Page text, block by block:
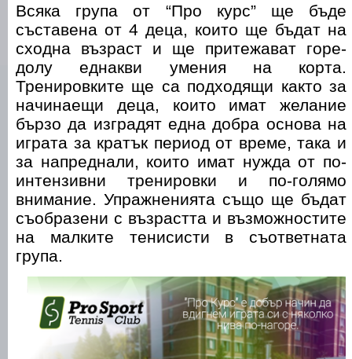
Всяка група от “Про курс” ще бъде
съставена от 4 деца, които ще бъдат на
сходна възраст и ще притежават горе-
долу еднакви умения на корта.
Тренировките ще са подходящи както за
начинаещи деца, които имат желание
бързо да изградят една добра основа на
играта за кратък период от време, така и
за напреднали, които имат нужда от по-
интензивни тренировки и по-голямо
внимание. Упражненията също ще бъдат
съобразени с възрастта и възможностите
на малките тенисисти в съответната
група.